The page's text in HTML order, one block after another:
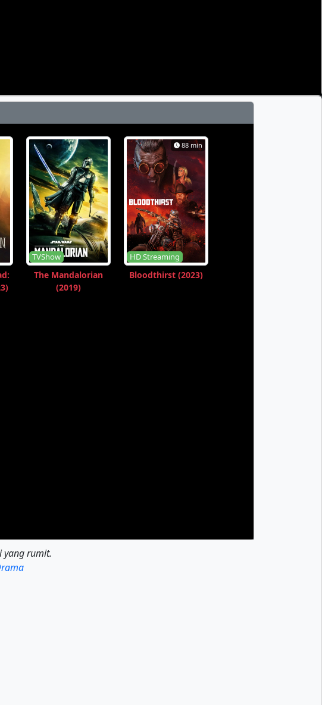
TVShow
The Mandalorian
(2019)
88 min
HD Streaming
Bloodthirst (2023)
yang rumit.